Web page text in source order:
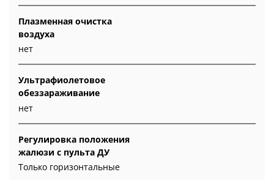
Плазменная очистка
воздуха
нет
Ультрафиолетовое
обеззараживание
нет
Регулировка положения
жалюзи с пульта ДУ
Только горизонтальные